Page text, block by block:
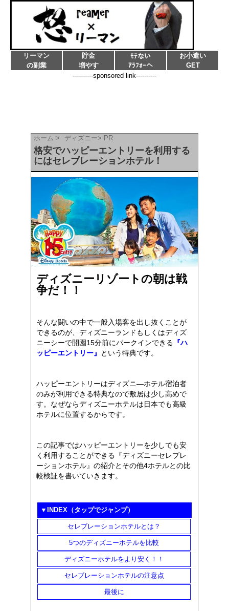
リーマン
の副業
貯金
増やす
ﾓﾃない
ｱﾗﾌｫｰへ
お小遣い
GET
----------sponsored link----------
ホーム > ディズニー> PR
格安でハッピーエントリーを利用する
にはセレブレーションホテル！
ディズニーリゾートの朝は戦
争だ！！
そんな闘いの中で一般入場客を出し抜くことが
できるのが、ディズニーランドもしくはディズ
ニーシーで開園15分前にパークインできる 『ハ
ッピーエントリー』
という特典です。
ハッピーエントリーはディズニ―ホテル宿泊者
のみが利用できる特典なので敷居は少し高めで
す。なぜならディズニーホテルは日本でも高級
ホテルに位置するからです。
この記事ではハッピーエントリーを少しでも安
く利用することができる『ディズニーセレブレ
ーションホテル』の紹介とその他4ホテルとの比
較検証を書いていきます。
▼INDEX（タップでジャンプ）
セレブレーションホテルとは？
5つのディズニーホテルを比較
ディズニーホテルをより安く！！
セレブレーションホテルの注意点
最後に